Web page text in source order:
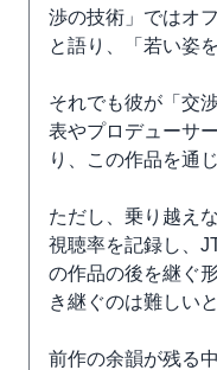
渉の技術」ではオ
と語り、「若い姿
それでも彼が「交
表やプロデューサ
り、この作品を通
ただし、乗り越え
視聴率を記録し、
の作品の後を継ぐ
き継ぐのは難しい
前作の余韻が残る